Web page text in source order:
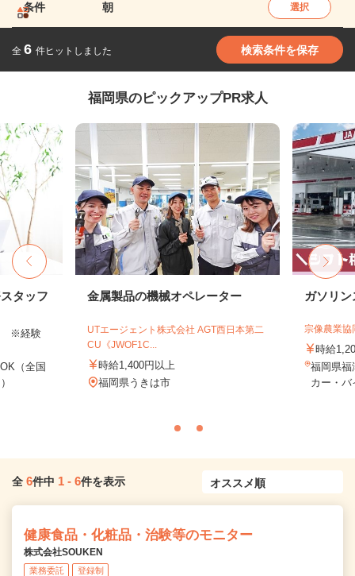
条件 朝 選択
全 6 件ヒットしました 検索条件を保存
福岡県のピックアップPR求人
タッフ
※経験
（全国
金属製品の機械オペレーター
UTエージェント株式会社 AGT西日本第二
CU《JWOF1C...
時給1,400円以上
福岡県うきは市
ガソリ
宗像農業協
時給
福岡県福
カー・
全 6件中 1 - 6件を表示
健康食品・化粧品・治験等のモニター
株式会社SOUKEN
業務委託 登録制